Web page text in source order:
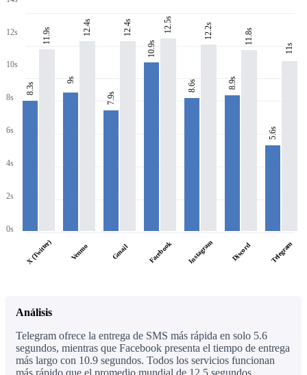
12s
10s
8s
6s
4s
2s
0s
8.3s
11.9s
X (Twitter)
9s
12.4s
Venmo
7.9s
12.4s
Gmail
10.9s
12.5s
Facebook
8.6s
12.2s
Instagram
8.9s
11.8s
Discord
5.6s
11s
Telegram
Análisis
Telegram ofrece la entrega de SMS más rápida en solo 5.6
segundos, mientras que Facebook presenta el tiempo de entrega
más largo con 10.9 segundos. Todos los servicios funcionan
más rápido que el promedio mundial de 12,5 segundos.